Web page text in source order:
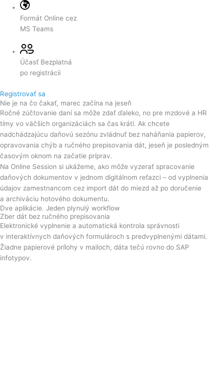
Formát Online cez
MS Teams
Účasť Bezplatná
po registrácii
Registrovať sa
Nie je na čo čakať, marec začína na jeseň
Ročné zúčtovanie daní sa môže zdať ďaleko, no pre mzdové a HR
tímy vo väčších organizáciách sa čas kráti. Ak chcete
nadchádzajúcu daňovú sezónu zvládnuť bez naháňania papierov,
opravovania chýb a ručného prepisovania dát, jeseň je posledným
časovým oknom na začatie príprav.
Na Online Session si ukážeme, ako môže vyzerať spracovanie
daňových dokumentov v jednom digitálnom reťazci – od vyplnenia
údajov zamestnancom cez import dát do miezd až po doručenie
a archiváciu hotového dokumentu.
Dve aplikácie. Jeden plynulý workflow
Zber dát bez ručného prepisovania
Elektronické vyplnenie a automatická kontrola správnosti
v interaktívnych daňových formulároch s predvyplnenými dátami.
Žiadne papierové prílohy v mailoch, dáta tečú rovno do SAP
infotypov.